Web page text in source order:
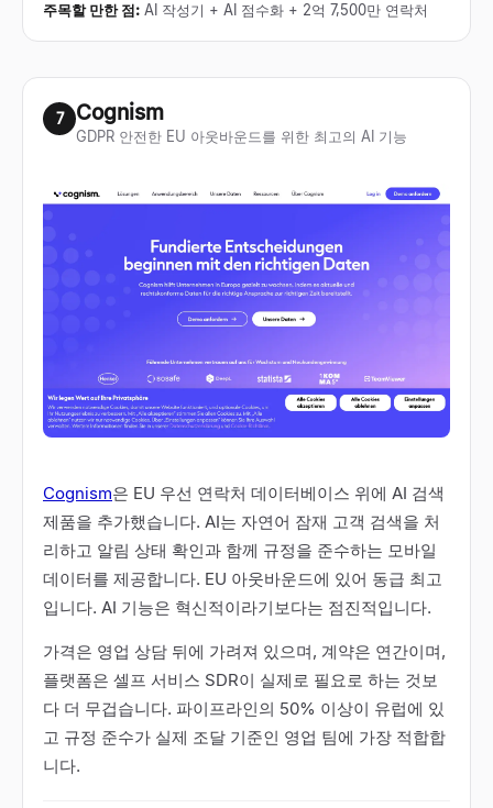
주목할 만한 점: AI 작성기 + AI 점수화 + 2억 7,500만 연락처
7 Cognism
GDPR 안전한 EU 아웃바운드를 위한 최고의 AI 기능
Cognism은 EU 우선 연락처 데이터베이스 위에 AI 검색
제품을 추가했습니다. AI는 자연어 잠재 고객 검색을 처
리하고 알림 상태 확인과 함께 규정을 준수하는 모바일
데이터를 제공합니다. EU 아웃바운드에 있어 동급 최고
입니다. AI 기능은 혁신적이라기보다는 점진적입니다.
가격은 영업 상담 뒤에 가려져 있으며, 계약은 연간이며,
플랫폼은 셀프 서비스 SDR이 실제로 필요로 하는 것보
다 더 무겁습니다. 파이프라인의 50% 이상이 유럽에 있
고 규정 준수가 실제 조달 기준인 영업 팀에 가장 적합합
니다.